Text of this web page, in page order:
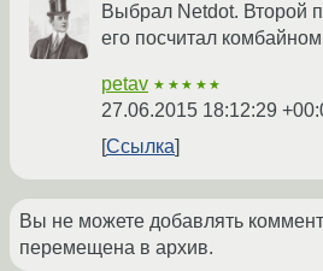
Выбрал Netdot. Второй
его посчитал
petav ★★★★★
27.06.2015 18:12:29
Ссылка
Вы не можете добавлять
перемещена в архив.